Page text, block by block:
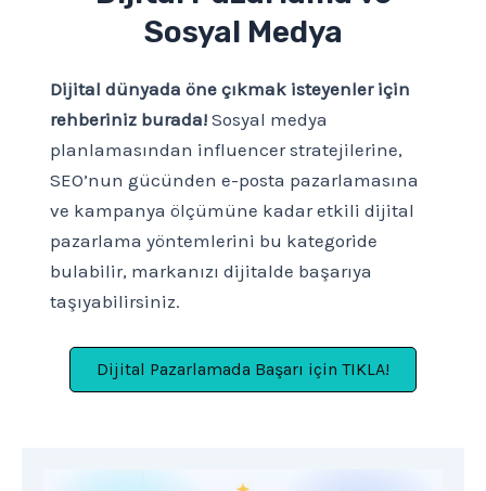
Sosyal Medya
Dijital dünyada öne çıkmak isteyenler için
rehberiniz burada!Sosyal medya
planlamasından influencer stratejilerine,
SEO’nun gücünden e-posta pazarlamasına
ve kampanya ölçümüne kadar etkili dijital
pazarlama yöntemlerini bu kategoride
bulabilir, markanızı dijitalde başarıya
taşıyabilirsiniz.
Dijital Pazarlamada Başarı için TIKLA!